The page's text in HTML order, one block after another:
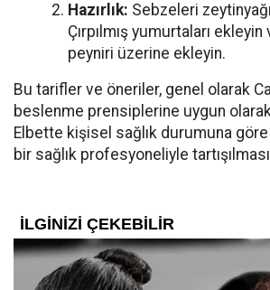
Hazırlık: Sebzeleri
Çırpılmış yumurtaları
peyniri üzerine ekleyin.
Bu tarifler ve öneriler, genel olarak
beslenme prensiplerine uygun olarak
Elbette kişisel sağlık durumuna
bir sağlık profesyoneliyle